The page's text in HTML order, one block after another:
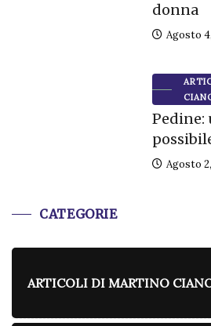
donna
Agosto
Pedine:
Agosto
CATEGORIE
ARTICOLI DI MARTINO